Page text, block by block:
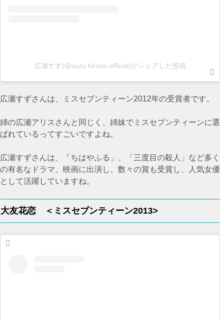
広瀬すず(@suzu.hirose.official)がシェアした投稿
広瀬すずさんは、ミスセブンティーン2012年の受賞者です。
姉の広瀬アリスさんと同じく、姉妹でミスセブンティーンに選
ばれているってすごいですよね。
広瀬すずさんは、「ちはやふる」、「三度目の殺人」など多く
の有名なドラマ、映画に出演し、数々の賞も受賞し、人気女優
として活躍していますね。
大友花恋 ＜ミスセブンティーン2013>